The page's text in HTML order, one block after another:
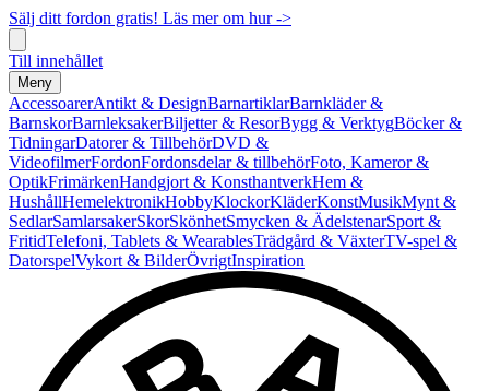
Sälj ditt fordon gratis! Läs mer om hur ->
Till innehållet
Meny
AccessoarerAntikt & DesignBarnartiklarBarnkläder &
BarnskorBarnleksakerBiljetter & ResorBygg & VerktygBöcker &
TidningarDatorer & TillbehörDVD &
VideofilmerFordonFordonsdelar & tillbehörFoto, Kameror &
OptikFrimärkenHandgjort & KonsthantverkHem &
HushållHemelektronikHobbyKlockorKläderKonstMusikMynt &
SedlarSamlarsakerSkorSkönhetSmycken & ÄdelstenarSport &
FritidTelefoni, Tablets & WearablesTrädgård & VäxterTV-spel &
DatorspelVykort & BilderÖvrigtInspiration